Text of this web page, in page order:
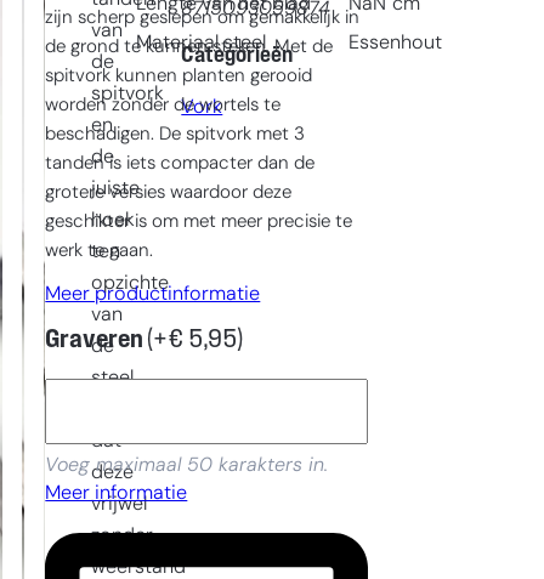
zijn scherp geslepen om gemakkelijk in
de grond te kunnen steken. Met de
spitvork kunnen planten gerooid
worden zonder de wortels te
beschadigen. De spitvork met 3
tanden is iets compacter dan de
grotere versies waardoor deze
geschikter is om met meer precisie te
werk te gaan.
Meer productinformatie
Graveren (+€ 5,95)
Voeg maximaal 50 karakters in.
Meer informatie
van
de
spitvork
en
de
juiste
hoek
ten
opzichte
van
de
steel
dat
deze
vrijwel
zonder
weerstand
Lengte van het blad NaN cm
Materiaal steel Essenhout
8715093059874
Categorieën
Vork